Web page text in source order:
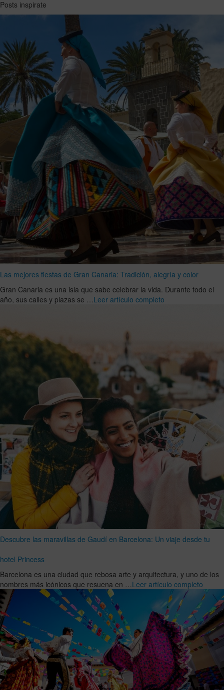
Posts inspirate
Las mejores fiestas de Gran Canaria: Tradición, alegría y color
Gran Canaria es una isla que sabe celebrar la vida. Durante todo el
año, sus calles y plazas se …Leer artículo completo
Descubre las maravillas de Gaudí en Barcelona: Un viaje desde tu
hotel Princess
Barcelona es una ciudad que rebosa arte y arquitectura, y uno de los
nombres más icónicos que resuena en …Leer artículo completo